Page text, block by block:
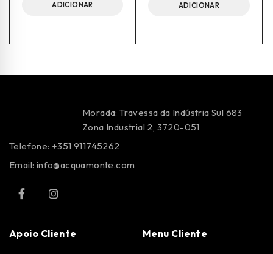
ADICIONAR ADICIONAR
Morada: Travessa da Indústria Sul 683
Zona Industrial 2, 3720-051
Telefone: +351 911745262
Email: info@acquamonte.com
Apoio Cliente Menu Cliente